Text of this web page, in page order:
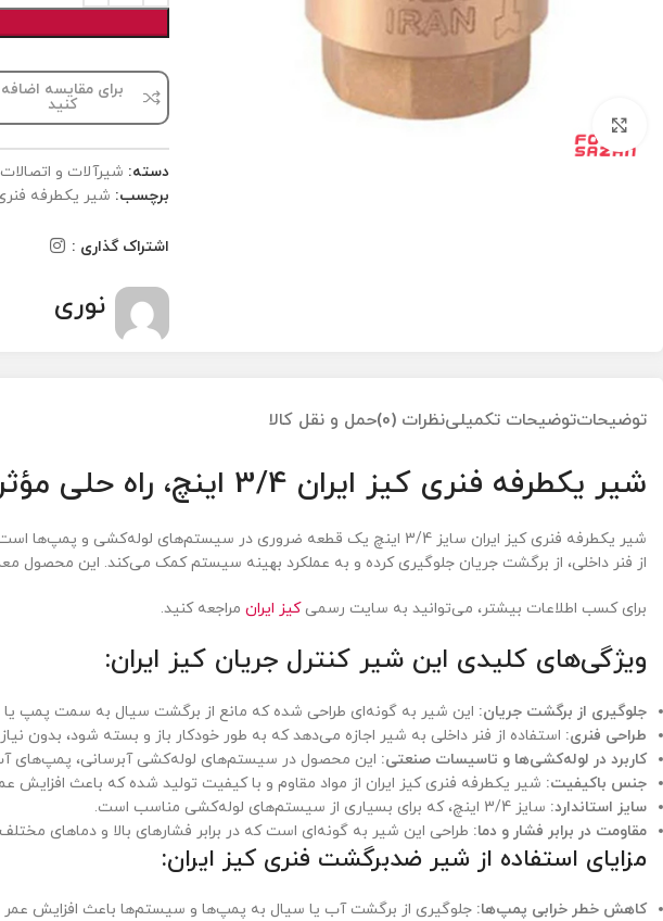
برای مقایسه اضافه
کنید
دسته: شیرآلات و
برچسب: شیر یکطرفه
اشتراک گذاری :
نوری
توضیحاتتوضیحات تکمیلینظرات (0) حمل و نقل کالا
شیر یکطرفه فنری کیز ایران 3/4 اینچ، راه حلی مؤثر برای مدیریت جریان سیالات
شیر یکطرفه فنری کیز ایران سایز 3/4 اینچ یک قطعه ضروری در
از فنر داخلی، از برگشت جریان جلوگیری کرده و به عملکرد بهینه سیستم کمک می‌کند. این
برای کسب اطلاعات بیشتر، می‌توانید به سایت رسمیکیز ایران مراجعه کنید.
ویژگی‌های کلیدی این شیر کنترل جریان کیز ایران:
جلوگیری از برگشت جریان: این شیر به گونه‌ای طراحی شده که مانع از برگشت سیال به سمت پمپ
طراحی فنری: استفاده از فنر داخلی به شیر اجازه می‌دهد که به طور خودکار باز و بسته شود، بدون
کاربرد در لوله‌کشی‌ها و تاسیسات صنعتی: این محصول در سیستم‌های لوله‌کشی آبرسانی، پمپ‌های
جنس باکیفیت: شیر یکطرفه فنری کیز ایران از مواد مقاوم و با کیفیت تولید شده که باعث
سایز استاندارد: سایز 3/4 اینچ، که برای بسیاری از سیستم‌های لوله‌کشی مناسب است.
مقاومت در برابر فشار و دما: طراحی این شیر به گونه‌ای است که در برابر فشارهای بالا و دماهای
مزایای استفاده از شیر ضدبرگشت فنری کیز ایران:
کاهش خطر خرابی پمپ‌ها: جلوگیری از برگشت آب یا سیال به پمپ‌ها و سیستم‌ها باعث افزایش